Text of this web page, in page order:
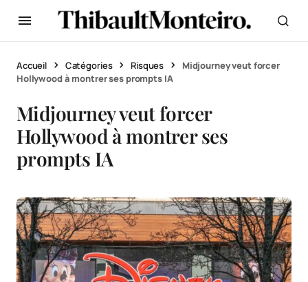
Accueil Catégories Risques
Midjourney veut forcer
Hollywood à montrer ses prompts IA
Midjourney veut forcer
Hollywood à montrer ses
prompts IA